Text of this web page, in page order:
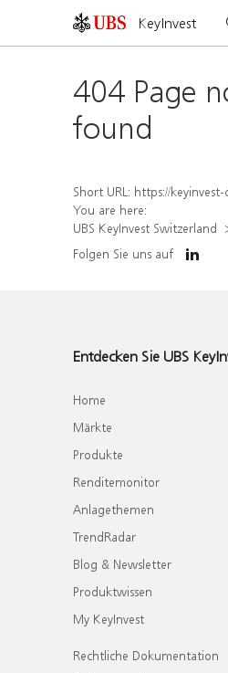
KeyInvest
404 Page
found
Short URL: https://keyinvest-ch.ubs.com/
You are here:
UBS KeyInvest Switzerland
Folgen Sie uns auf
Entdecken Sie UBS
Home
Märkte
Produkte
Renditemonitor
Anlagethemen
TrendRadar
Blog & Newsletter
Produktwissen
My KeyInvest
Rechtliche Dokumentation